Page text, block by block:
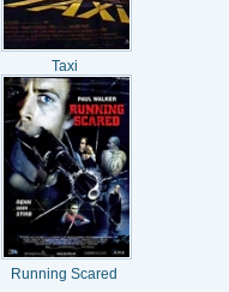
Taxi
Running Scared